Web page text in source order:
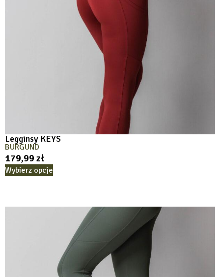
Legginsy KEYS
BURGUND
179,99 zł
Wybierz opcje